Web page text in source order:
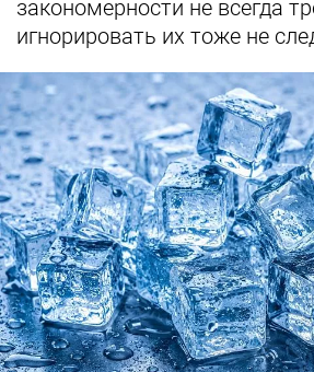
закономерности не всегда
игнорировать их тоже не